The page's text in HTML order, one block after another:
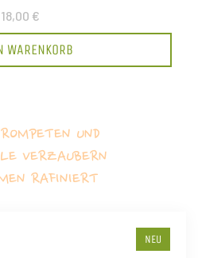
18,00 €
WARENKORB
UND
VERZAUBERN
RAFINIERT
NEU